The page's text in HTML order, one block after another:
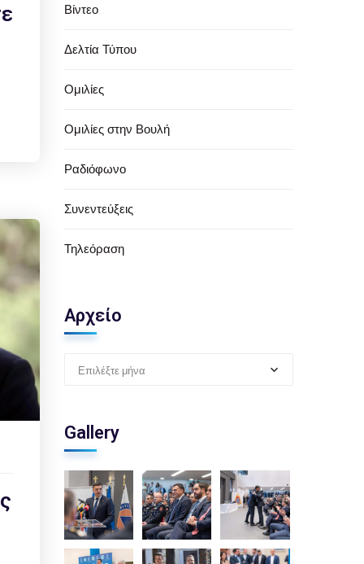
Βίντεο
Δελτία Τύπου
Ομιλίες
Ομιλίες στην Βουλή
Ραδιόφωνο
Συνεντεύξεις
Τηλεόραση
Αρχείο
Επιλέξτε μήνα
Gallery